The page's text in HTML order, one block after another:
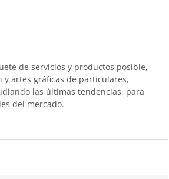
de servicios y productos posible,
artes gráficas de particulares,
las últimas tendencias, para
del mercado.